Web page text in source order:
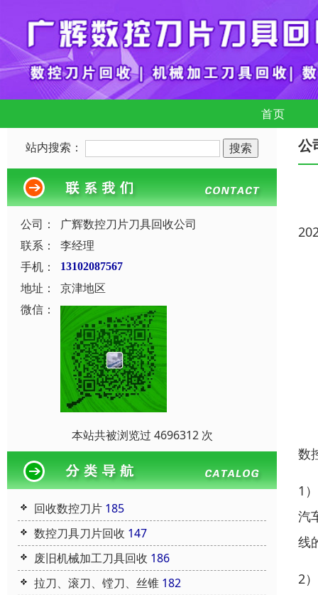
首页
站内搜索：
公司：
广辉数控刀片刀具回收公司
联系：
李经理
手机：
13102087567
地址：
京津地区
微信：
本站共被浏览过 4696312 次
回收数控刀片 185
数控刀具刀片回收 147
废旧机械加工刀具回收 186
拉刀、滚刀、镗刀、丝锥 182
公
数
1
汽
线
2